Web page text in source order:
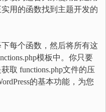
用的函数找到主题开发的
每个函数，然后将所有这
模板中。你只要
取 functions.php文件的压
的基本功能，为您